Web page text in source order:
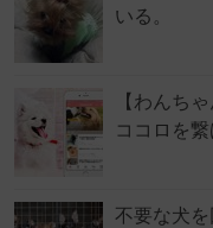
いる。
【わんち
ココロを
不要な犬